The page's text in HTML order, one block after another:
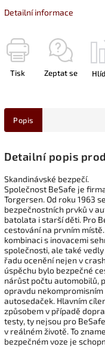
Detailní informace
Tisk Zeptat se
Popis
Detailní popis
Skandinávské bezpečí.
Společnost BeSafe je
Torgersen. Od roku 1963
bezpečnostních prvků v
batolata i starší děti. Pro
cestování na prvním
kombinaci s inovacemi
společnosti, ale také
řadu ocenění nejen v
úspěchu bylo bezpečné
nárůst počtu automobilů,
opravdu
autosedaček. Hlavním
způsobem v případě
testy, ty nejsou pro
v reálném životě. To
bezpečném voze je